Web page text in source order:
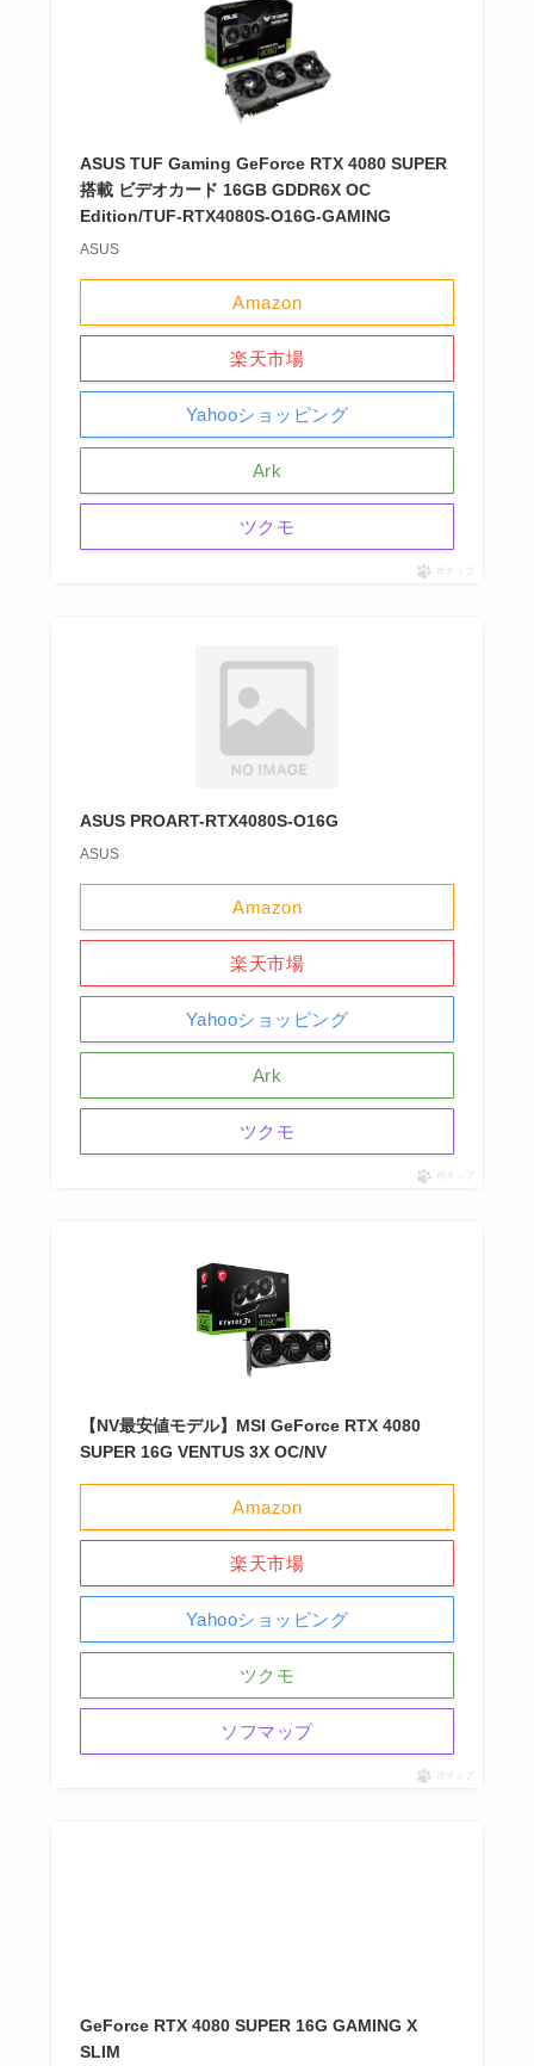
ASUS TUF Gaming GeForce RTX 4080 SUPER
搭載 ビデオカード 16GB GDDR6X OC
Edition/TUF-RTX4080S-O16G-GAMING
ASUS
Amazon
楽天市場
Yahooショッピング
Ark
ツクモ
ポチップ
ASUS PROART-RTX4080S-O16G
ASUS
Amazon
楽天市場
Yahooショッピング
Ark
ツクモ
ポチップ
【NV最安値モデル】MSI GeForce RTX 4080
SUPER 16G VENTUS 3X OC/NV
Amazon
楽天市場
Yahooショッピング
ツクモ
ソフマップ
ポチップ
GeForce RTX 4080 SUPER 16G GAMING X
SLIM